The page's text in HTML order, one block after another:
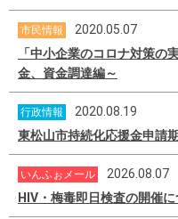
市民情報
2020.05.07
「中小企業のコロナ対策の
金、資金調達編～
行政情報
2020.08.19
東松山市持続化応援金申請
いんふぉメール
2026.08.07
HIV・梅毒即日検査の開催